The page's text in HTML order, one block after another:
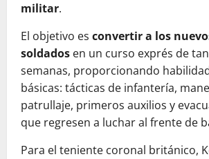
militar.
El objetivo es convertir a los
soldados en un curso exprés de
semanas, proporcionando
básicas: tácticas de infantería,
patrullaje, primeros auxilios y
que regresen a luchar al frente de
Para el teniente coronal británico,